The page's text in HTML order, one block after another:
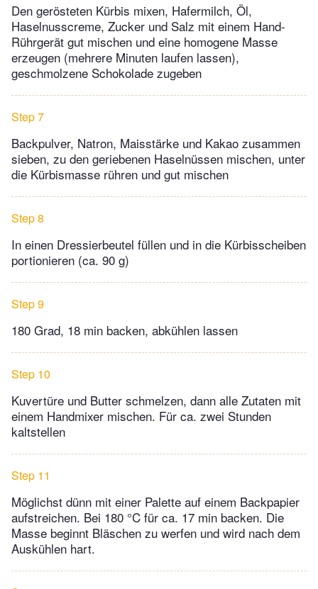
Den gerösteten Kürbis mixen, Hafermilch, Öl,
Haselnusscreme, Zucker und Salz mit einem Hand-
Rührgerät gut mischen und eine homogene Masse
erzeugen (mehrere Minuten laufen lassen),
geschmolzene Schokolade zugeben
Step 7
Backpulver, Natron, Maisstärke und Kakao zusammen
sieben, zu den geriebenen Haselnüssen mischen, unter
die Kürbismasse rühren und gut mischen
Step 8
In einen Dressierbeutel füllen und in die Kürbisscheiben
portionieren (ca. 90 g)
Step 9
180 Grad, 18 min backen, abkühlen lassen
Step 10
Kuvertüre und Butter schmelzen, dann alle Zutaten mit
einem Handmixer mischen. Für ca. zwei Stunden
kaltstellen
Step 11
Möglichst dünn mit einer Palette auf einem Backpapier
aufstreichen. Bei 180 °C für ca. 17 min backen. Die
Masse beginnt Bläschen zu werfen und wird nach dem
Auskühlen hart.